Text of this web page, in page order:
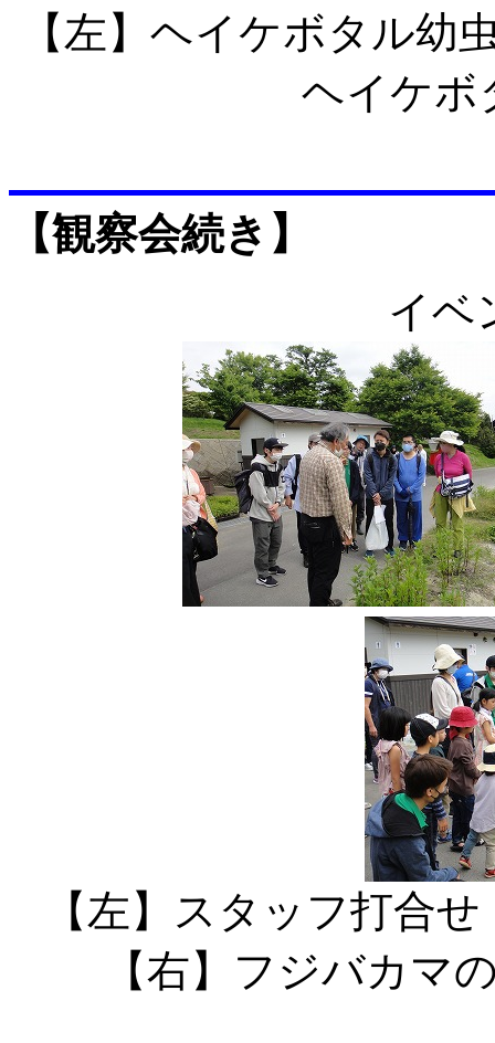
【左】ヘイケボ
ヘイケ
【観察会続き】
イベ
【左】スタッフ
【右】フジバカ